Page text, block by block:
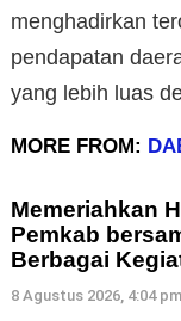
menghadirkan
pendapatan
yang lebih luas
MORE FROM:
Memeriahkan
Pemkab
Berbagai
8 Agustus 2026, 4:04 pm